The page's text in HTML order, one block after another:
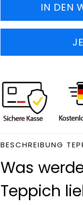
IN DEN
BESCHREIBUNG
Was
Teppich